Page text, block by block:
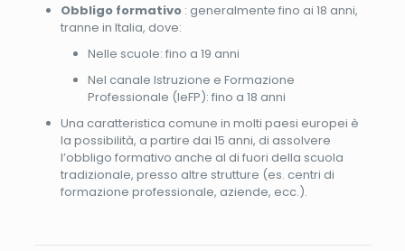
Obbligo formativo : generalmente fino ai 18 anni,
tranne in Italia, dove:
Nelle scuole: fino a 19 anni
Nel canale Istruzione e Formazione
Professionale (IeFP): fino a 18 anni
Una caratteristica comune in molti paesi europei è
la possibilità, a partire dai 15 anni, di assolvere
l’obbligo formativo anche al di fuori della scuola
tradizionale, presso altre strutture (es. centri di
formazione professionale, aziende, ecc.).